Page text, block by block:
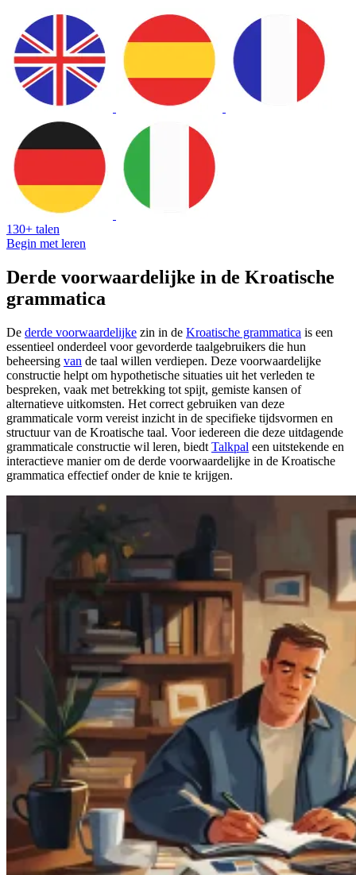
130+ talen
Begin met leren
Derde voorwaardelijke in de Kroatische
grammatica
De derde voorwaardelijke zin in de Kroatische grammatica is een
essentieel onderdeel voor gevorderde taalgebruikers die hun
beheersing van de taal willen verdiepen. Deze voorwaardelijke
constructie helpt om hypothetische situaties uit het verleden te
bespreken, vaak met betrekking tot spijt, gemiste kansen of
alternatieve uitkomsten. Het correct gebruiken van deze
grammaticale vorm vereist inzicht in de specifieke tijdsvormen en
structuur van de Kroatische taal. Voor iedereen die deze uitdagende
grammaticale constructie wil leren, biedt Talkpal een uitstekende en
interactieve manier om de derde voorwaardelijke in de Kroatische
grammatica effectief onder de knie te krijgen.